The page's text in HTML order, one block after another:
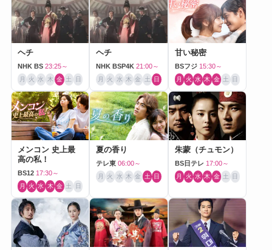
ヘチ
NHK BS 23:25～
月 火 水 木 金 土 日
ヘチ
NHK BSP4K 21:00～
月 火 水 木 金 土 日
甘い秘密
BSフジ 15:30～
月 火 水 木 金 土 日
メンコン 史上最
高の私！
BS12 17:30～
月 火 水 木 金 土 日
夏の香り
テレ東 06:00～
月 火 水 木 金 土 日
朱蒙（チュモン）
BS日テレ 17:00～
月 火 水 木 金 土 日